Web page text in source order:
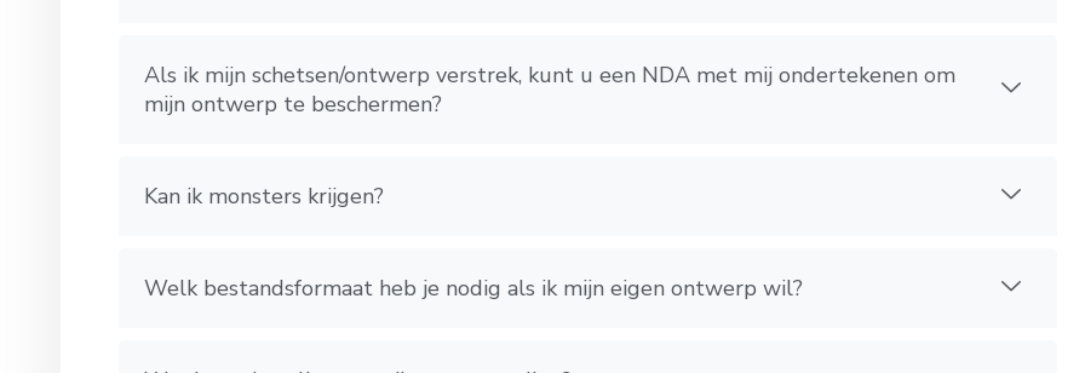
Als ik mijn schetsen/ontwerp verstrek, kunt u een NDA met mij ondertekenen om
mijn ontwerp te beschermen?
Kan ik monsters krijgen?
Welk bestandsformaat heb je nodig als ik mijn eigen ontwerp wil?